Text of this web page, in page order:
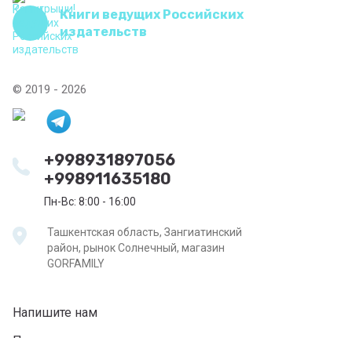
Книги ведущих Российских
издательств
© 2019 - 2026
+998931897056
+998911635180
Пн-Вс: 8:00 - 16:00
Ташкентская область, Зангиатинский
район, рынок Солнечный, магазин
GORFAMILY
Напишите нам